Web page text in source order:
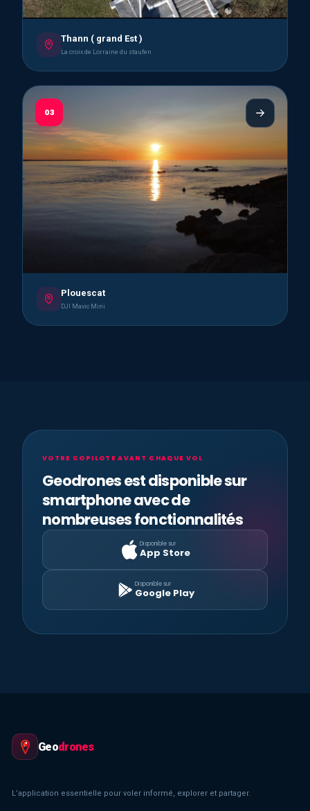
Thann ( grand Est )
La croix de Lorraine du staufen
03
Plouescat
DJI Mavic Mini
VOTRE COPILOTE AVANT CHAQUE VOL
Geodrones est disponible sur
smartphone avec de
nombreuses fonctionnalités
Disponible sur
App Store
Disponible sur
Google Play
Geodrones
L’application essentielle pour voler informé, explorer et partager.